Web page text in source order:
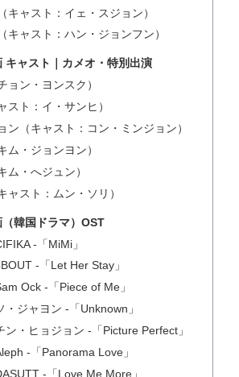
キャスト：イェ・スジョン）
キャスト：ハン・ジョンフン）
キャスト｜カメオ・特別出演
ョン・ヨンスク）
スト：イ・サンヒ）
ン（キャスト：コン・ミンジョン）
ム・ジョンヨン）
ム・へジュン）
ャスト：ムン・ソリ）
韓国ドラマ）OST
-「MiMi」
-「Let Her Stay」
Ock -「Piece of Me」
ジャヨン -「Unknown」
ン・ヒョジョン -「Picture Perfect」
-「Panorama Love」
-「Love Me More」